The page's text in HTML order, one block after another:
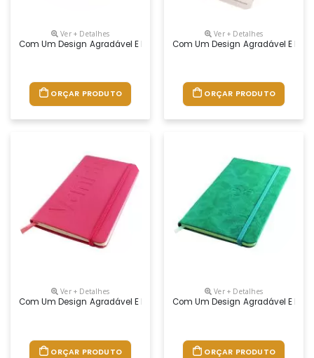
Ver + Detalhes
Com Um Design Agradável E De Grande Utilidade, O Moleskine Agrada
ORÇAR PRODUTO
Ver + Detalhes
Com Um Design Agradável E De
ORÇAR PRODUTO
Ver + Detalhes
Com Um Design Agradável E De Grande Utilidade, O Moleskine
ORÇAR PRODUTO
Ver + Detalhes
Com Um Design Agradável E De
ORÇAR PRODUTO